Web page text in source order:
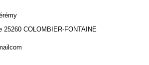
25260 COLOMBIER-FONTAINE